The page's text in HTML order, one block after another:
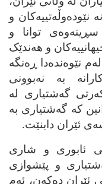
نێوده‌وڵه‌تییه‌کان و
توانا و
و هه‌ندێک
نێوه‌نده‌دا ڕه‌نگه‌
به‌ نه‌بوونی
گه‌شتیاری له‌
که‌ گه‌شتیاری به‌
ئێران دابنێت.
ئابوری و شاری
و پێشوازی
ئێران ده‌که‌ن، ئه‌م